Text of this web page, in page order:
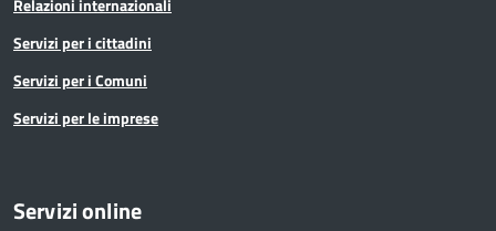
Servizi per i cittadini
Servizi per i Comuni
Servizi per le imprese
Servizi online